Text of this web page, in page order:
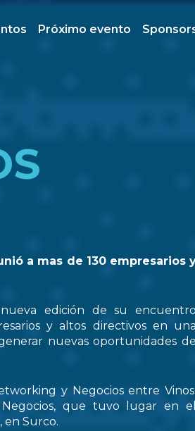
Próximo evento
a mas de 130 empresarios
edición de su encuentro
y altos directivos en una
nuevas oportunidades de
y Negocios entre
que tuvo lugar en el
en Surco.